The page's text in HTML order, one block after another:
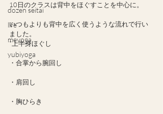
dozen seitai
life
meyoga
yubiyoga
10日のクラスは背中をほぐすことを中心に。
いつもよりも背中を広く使うような流れで行い
ました。
*上半身ほぐし
・合掌から腕回し
・肩回し
・胸ひらき